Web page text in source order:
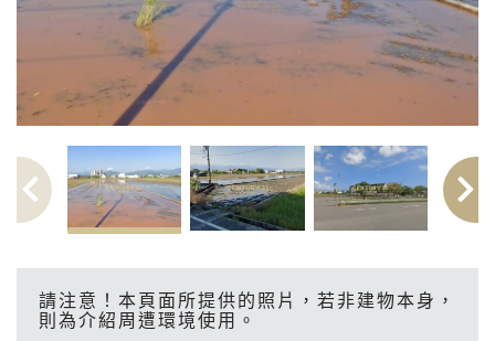
請注意！本頁面所提供的照片，若非建物本身，
則為介紹周遭環境使用。